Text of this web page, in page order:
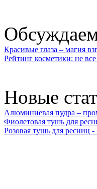
Красивые глаза – магия
Рейтинг косметики: не
Новые
Алюминиевая пудра –
Фиолетовая тушь для
Розовая тушь для ресниц -